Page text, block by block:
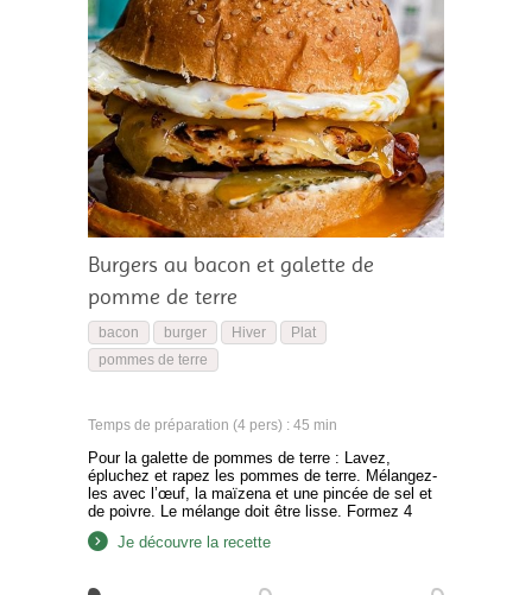
Burgers au bacon et galette de
pomme de terre
bacon burger Hiver
Plat
pommes de terre
Temps de préparation (4 pers) : 45 min
Pour la galette de pommes de terre : Lavez,
épluchez et rapez les pommes de terre. Mélangez-
les avec l’œuf, la maïzena et une pincée de sel et
de poivre. Le mélange doit être lisse. Formez 4
galettes avec la pâte. Faites chauffer une poêle
avec un peu d’huile. Ajoutez les galettes et faites-
Je découvre la recette